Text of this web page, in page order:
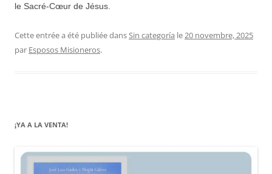
le Sacré-Cœur de Jésus.
Cette entrée a été publiée dansSin categoría le20 novembre, 2025
par Esposos Misioneros.
¡YA A LA VENTA!